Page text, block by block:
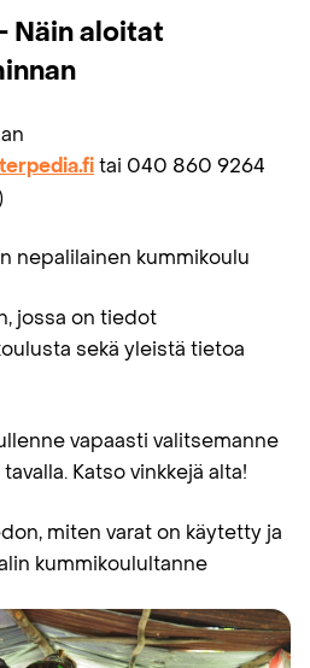
Näin aloitat
tai 040 860 9264
nepalilainen kummikoulu
jossa on tiedot
sekä yleistä tietoa
vapaasti valitsemanne
Katso vinkkejä alta!
miten varat on käytetty ja
kummikoulultanne